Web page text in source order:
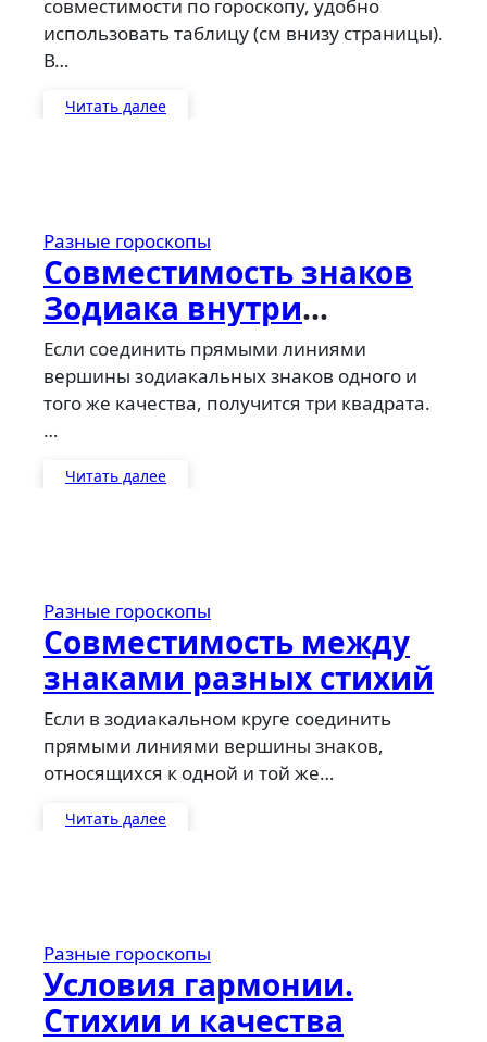
совместимости по гороскопу, удобно
использовать таблицу (см внизу страницы).
В…
Читать далее
Разные гороскопы
Совместимость знаков
Зодиака внутри
Квадрата качества
Если соединить прямыми линиями
вершины зодиакальных знаков одного и
того же качества, получится три квадрата.
…
Читать далее
Разные гороскопы
Совместимость между
знаками разных стихий
Если в зодиакальном круге соединить
прямыми линиями вершины знаков,
относящихся к одной и той же…
Читать далее
Разные гороскопы
Условия гармонии.
Стихии и качества